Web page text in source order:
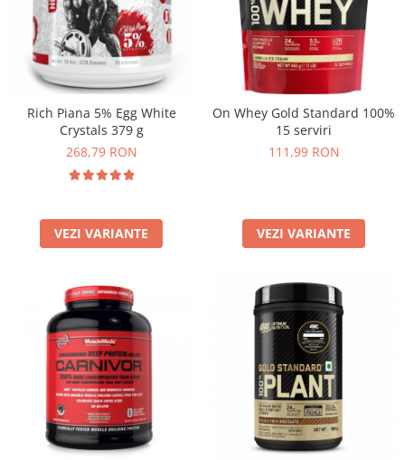
Rich Piana 5% Egg White
Crystals 379 g
268,79 RON
VEZI VARIANTE
On Whey Gold Standard 100%
15 serviri
111,99 RON
VEZI VARIANTE